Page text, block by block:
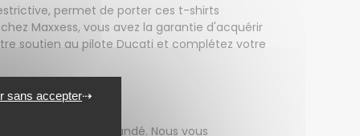
permet de porter ces t-shirts
Maxxess, vous avez la garantie d'acquérir
soutien au pilote Ducati et complétez votre
pilote
est recommandé. Nous vous
sans accepter